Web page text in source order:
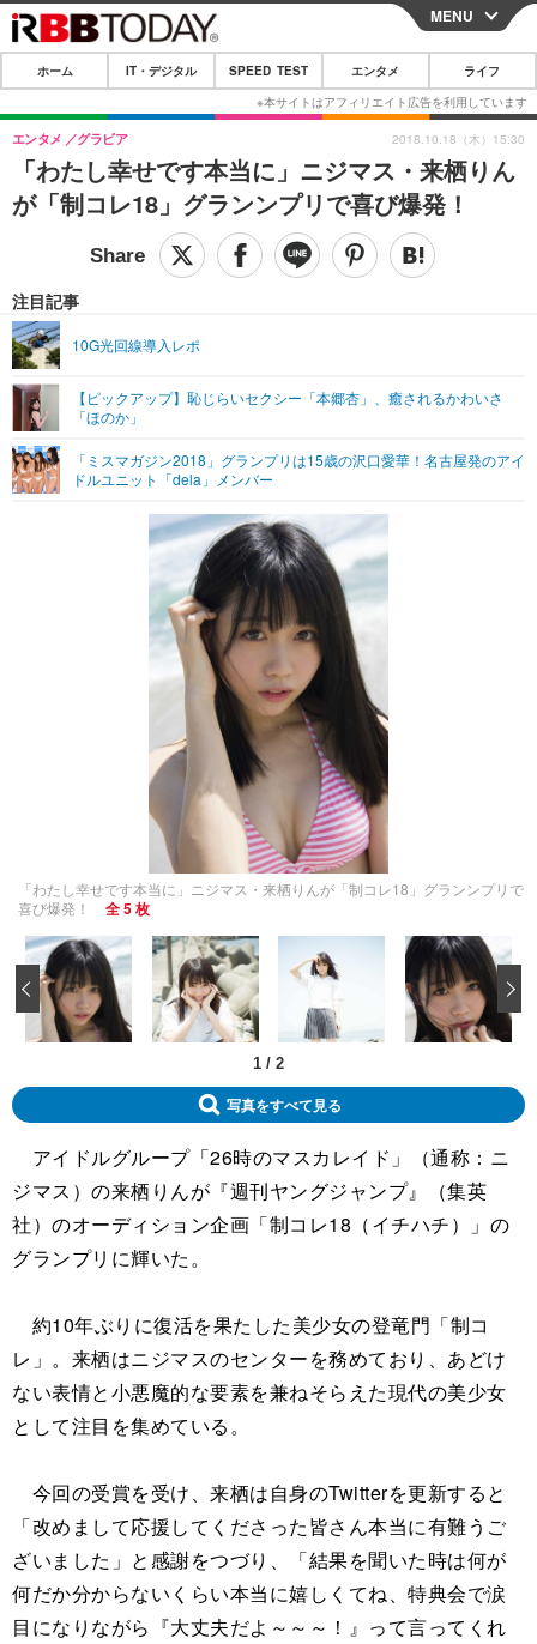
CLOSE
ホーム
IT・デジタル
IT・デジタルTOP スマートフォン
ショッピング その他
SPEED TEST
エンタメTOP 映画・ドラマ
グラビア
ショッピング その他
ライフTOP
その他
リリース一覧
プッシュ通知の停止方法
MENU
ホーム IT・デジタル SPEED TEST エンタメ ライフ
「わたし幸せです本当に」ニジマス・来栖りん
が「制コレ18」グランンプリで喜び爆発！
エンタメ グラビア
注目記事
10G光回線導入レポ
【ピックアップ】恥じらいセクシー「本郷杏」、癒されるかわいさ
「ほのか」
「ミスマガジン2018」グランプリは15歳の沢口愛華！名古屋発のアイ
ドルユニット「dela」メンバー
2018.10.18（木）15:30
「わたし幸せです本当に」ニジマス・来栖りんが「制コレ18」グランンプリで
喜び爆発！
全 5 枚
1 / 2
‹
写真をすべて見る
アイドルグループ「26時のマスカレイド」（通称：ニ
ジマス）の来栖りんが『週刊ヤングジャンプ』（集英
社）のオーディション企画「制コレ18（イチハチ）」の
グランプリに輝いた。
約10年ぶりに復活を果たした美少女の登竜門「制コ
レ」。来栖はニジマスのセンターを務めており、あどけ
ない表情と小悪魔的な要素を兼ねそらえた現代の美少女
として注目を集めている。
今回の受賞を受け、来栖は自身のTwitterを更新すると
「改めまして応援してくださった皆さん本当に有難うご
ざいました」と感謝をつづり、「結果を聞いた時は何が
何だか分からないくらい本当に嬉しくてね、特典会で涙
目になりながら『大丈夫だよ～～～！』って言ってくれ